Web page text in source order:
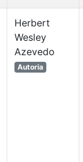
Herbert
Wesley
Azevedo
Autoria